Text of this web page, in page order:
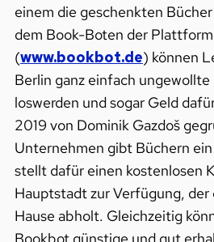
einem die geschenkten
dem Book-Boten der
(www.bookbot.de) können
Berlin ganz einfach
loswerden und sogar Geld
2019 von Dominik Gazdoš
Unternehmen gibt Büchern
stellt dafür einen kostenlosen
Hauptstadt zur Verfügung, der
Hause abholt. Gleichzeitig